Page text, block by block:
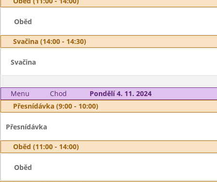
Oběd
Svačina (14:00 - 14:30)
Svačina
Menu Chod
Pondělí 4. 11. 2024
Přesnídávka (9:00 - 10:00)
Přesnídávka
Oběd (11:00 - 14:00)
Oběd